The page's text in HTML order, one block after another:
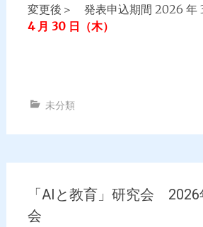
変更後＞ 発表申込期間 2026 年
4 月 30 日（木）
未分類
「AIと教育」研究会
会